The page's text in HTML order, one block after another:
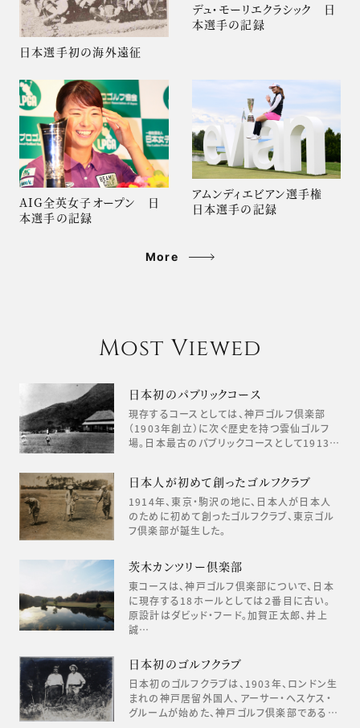
日本選手初の海外遠征
デュ・モーリエクラシック 日
本選手の記録
AIG全英女子オープン 日
本選手の記録
アムンディエビアン選手権
日本選手の記録
More
Most Viewed
日本初のパブリックコース
現存するコースとしては、神戸ゴルフ倶楽部
（1903年創立）に次ぐ歴史を持つ雲仙ゴルフ
場。日本最古のパブリックコースとして1913…
日本人が初めて創ったゴルフクラブ
1914年、東京・駒沢の地に、日本人が日本人
のために初めて創ったゴルフクラブ、東京ゴル
フ倶楽部が誕生した。
茨木カンツリー倶楽部
東コースは、神戸ゴルフ倶楽部についで、日本
に現存する18ホールとしては２番目に古い。
原設計はダビッド・フード。加賀正太郎、井上
誠…
日本初のゴルフクラブ
日本初のゴルフクラブは、1903年、ロンドン生
まれの神戸居留外国人、アーサー・ヘスケス・
グルームが始めた、神戸ゴルフ倶楽部である…